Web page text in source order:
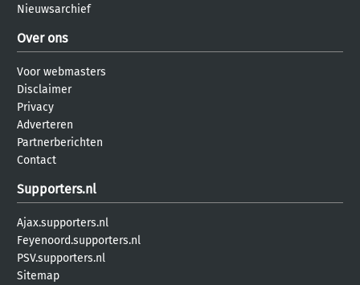
Nieuwsarchief
Over ons
Voor webmasters
Disclaimer
Privacy
Adverteren
Partnerberichten
Contact
Supporters.nl
Ajax.supporters.nl
Feyenoord.supporters.nl
PSV.supporters.nl
Sitemap